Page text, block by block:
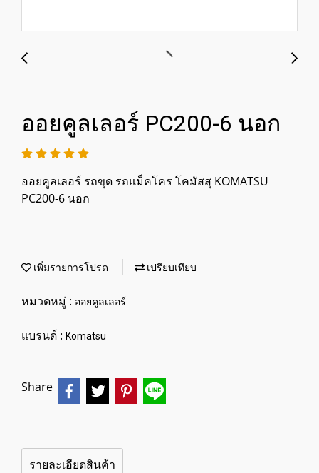
ออยคูลเลอร์ PC200-6 นอก
ออยคูลเลอร์ รถขุด รถแม็คโคร โคมัสสุ KOMATSU
PC200-6 นอก
เพิ่มรายการโปรด เปรียบเทียบ
หมวดหมู่ : ออยคูลเลอร์
แบรนด์ : Komatsu
Share
รายละเอียดสินค้า